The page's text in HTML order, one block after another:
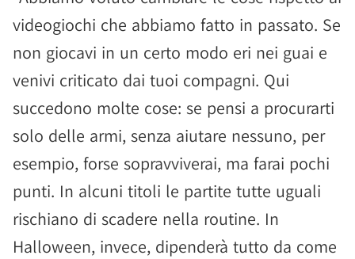
videogiochi che abbiamo fatto in passato. Se
non giocavi in un certo modo eri nei guai e
venivi criticato dai tuoi compagni. Qui
succedono molte cose: se pensi a procurarti
solo delle armi, senza aiutare nessuno, per
esempio, forse sopravviverai, ma farai pochi
punti. In alcuni titoli le partite tutte uguali
rischiano di scadere nella routine. In
Halloween, invece, dipenderà tutto da come